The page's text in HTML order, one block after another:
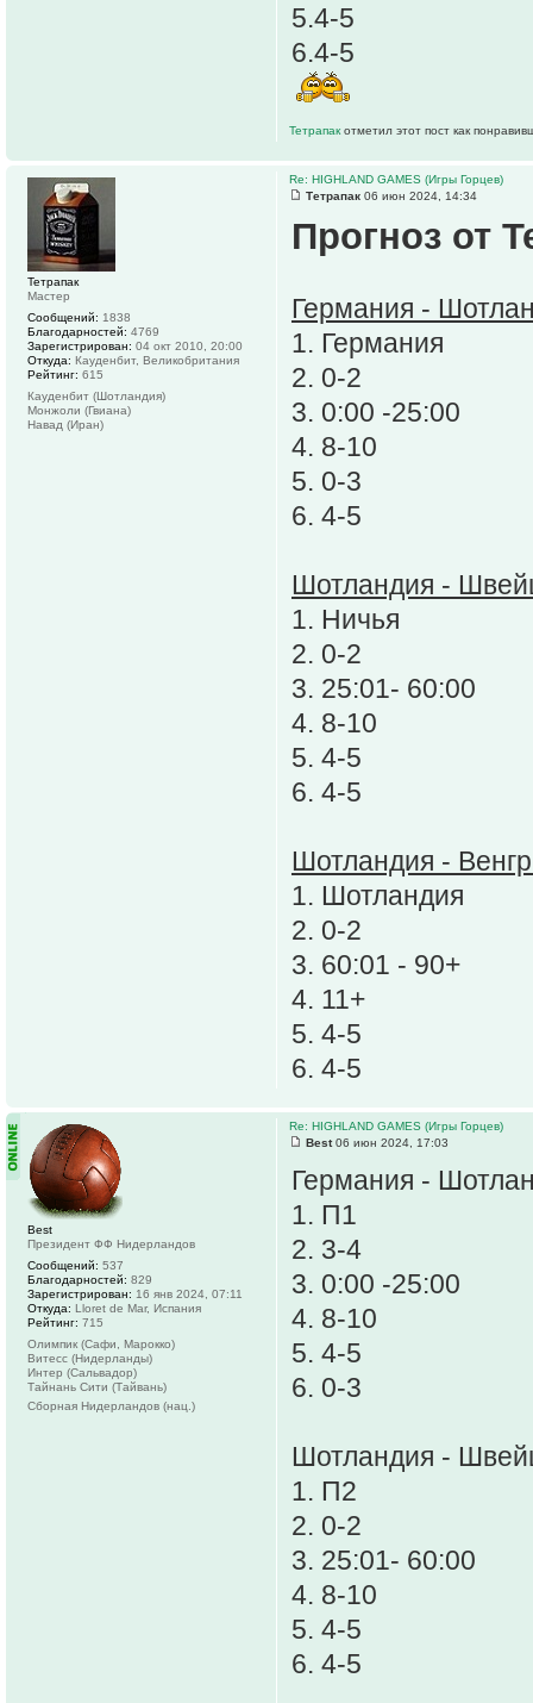
5.4-5
6.4-5
Тетрапак отметил этот пост как
Re: HIGHLAND GAMES (Игры Горцев)
Тетрапак 06 июн 2024, 14:34
Прогноз от
Германия -
1. Германия
2. 0-2
3. 0:00 -25:00
4. 8-10
5. 0-3
6. 4-5
Шотландия -
1. Ничья
2. 0-2
3. 25:01- 60:00
4. 8-10
5. 4-5
6. 4-5
Шотландия -
1. Шотландия
2. 0-2
3. 60:01 - 90+
4. 11+
5. 4-5
6. 4-5
Тетрапак
Мастер
Сообщений: 1838
Благодарностей: 4769
Зарегистрирован: 04 окт 2010, 20:00
Откуда: Кауденбит, Великобритания
Рейтинг: 615
Кауденбит (Шотландия)
Монжоли (Гвиана)
Навад (Иран)
Re: HIGHLAND GAMES (Игры Горцев)
Best06 июн 2024, 17:03
Германия -
1. П1
2. 3-4
3. 0:00 -25:00
4. 8-10
5. 4-5
6. 0-3
Шотландия -
1. П2
2. 0-2
3. 25:01- 60:00
4. 8-10
5. 4-5
6. 4-5
Best
Президент ФФ Нидерландов
Сообщений: 537
Благодарностей: 829
Зарегистрирован: 16 янв 2024, 07:11
Откуда: Lloret de Mar, Испания
Рейтинг: 715
Олимпик (Сафи, Марокко)
Витесс (Нидерланды)
Интер (Сальвадор)
Тайнань Сити (Тайвань)
Сборная Нидерландов (нац.)